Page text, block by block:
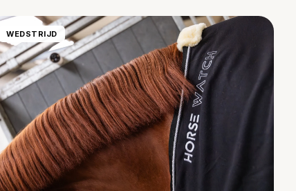
WEDSTRIJD